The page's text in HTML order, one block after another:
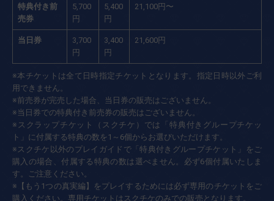
特典付き前
売券
5,700
円
5,400
円
21,100円〜
当日券
3,700
円
3,400
円
21,600円
※本チケットは全て日時指定チケットとなります。指定日時以外ご利
用できません。
※前売券が完売した場合、当日券の販売はございません。
※当日券での特典付き前売券の販売はございません。
※スクラップチケット（スクチケ）では「特典付きグループチケッ
ト」に付属する特典の数を1～6個からお選びいただけます。
※スクチケ以外のプレイガイドで「特典付きグループチケット」をご
購入の場合、付属する特典の数は選べません。必ず6個付属いたしま
す。ご注意ください。
※【もう1つの真実編】をプレイするためには必ず専用のチケットをご
購入ください。専用チケットはスクチケのみでの販売となります。